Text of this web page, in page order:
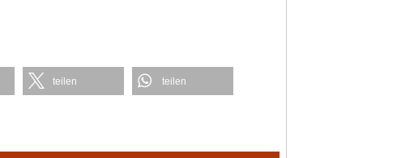
teilen teilen